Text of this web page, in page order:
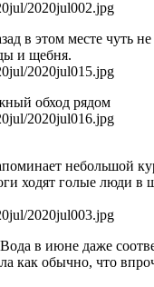
в этом месте чуть
и щебня.
обход рядом
небольшой
ходят голые люди в
в июне даже
как обычно, что